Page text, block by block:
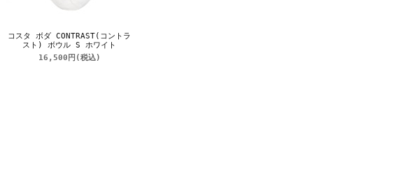
コスタ ボダ CONTRAST(コントラ
スト) ボウル S ホワイト
16,500円 (税込)